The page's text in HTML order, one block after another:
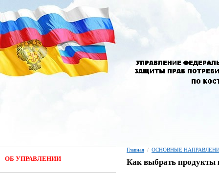
ОБ УПРАВЛЕНИИ
Главная / ОСНОВНЫЕ
Как выбрать продукты